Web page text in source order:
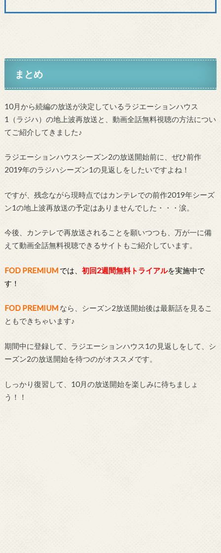
まとめ
10月から続編の放送が決定しているラジエーションハウス
1（ラジハ）の地上波再放送と、動画全話無料視聴の方法につい
てご紹介してきました♪
ラジエーションハウスシーズン2の放送開始前に、ぜひ前作
2019年のラジハシーズン1の見返しをしたいですよね！
ですが、残念ながら現時点ではカンテレでの前作2019年シーズ
ン1の地上波再放送の予定はありませんでした・・・涙。
今後、カンテレで再放送されることを願いつつも、万が一に備
えて動画全話無料視聴できるサイトもご紹介しています。
FOD PREMIUMでは、 初回2週間無料トライアルを実施中で
す！
FOD PREMIUMなら、シーズン2放送開始後は最新話を見るこ
ともできちゃいます♪
期間中に登録して、ラジエーションハウス1の見返しをして、シ
ーズン2の放送開始を待つのがオススメです。
しっかり復習して、10月の放送開始を楽しみに待ちましょ
う！！